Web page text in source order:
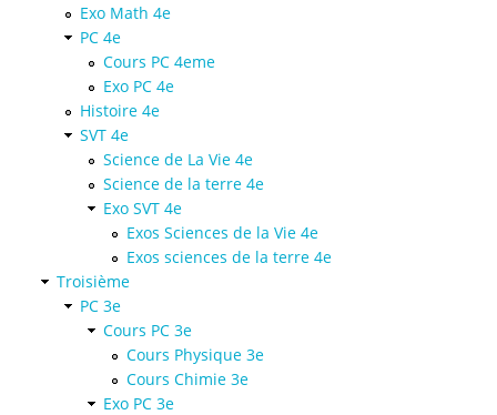
Exo Math 4e
PC 4e
Cours PC 4eme
Exo PC 4e
Histoire 4e
SVT 4e
Science de La Vie 4e
Science de la terre 4e
Exo SVT 4e
Exos Sciences de la Vie 4e
Exos sciences de la terre 4e
Troisième
PC 3e
Cours PC 3e
Cours Physique 3e
Cours Chimie 3e
Exo PC 3e